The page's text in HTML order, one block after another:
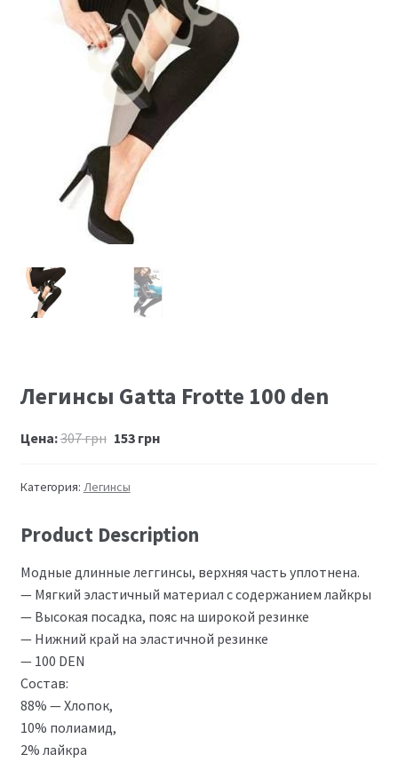
Размеры
Контакты
Обратная связь
Легинсы Gatta Frotte 100 den
Цена:307грн 153грн
Категория: Легинсы
Product Description
Модные длинные леггинсы, верхняя часть уплотнена.
— Мягкий эластичный материал с содержанием лайкры
— Высокая посадка, пояс на широкой резинке
— Нижний край на эластичной резинке
— 100 DEN
Состав:
88% — Хлопок,
10% полиамид,
2% лайкра